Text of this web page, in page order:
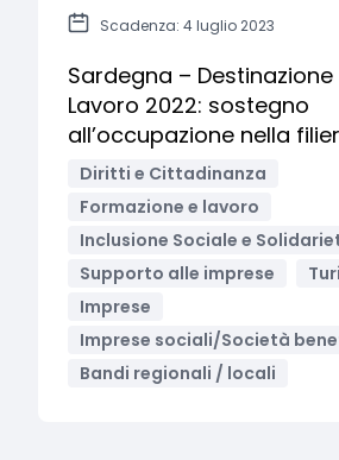
Scadenza: 4 luglio 2023
Sardegna –
Lavoro 2022: sostegno
all’occupazione nella
Diritti e Cittadinanza
Formazione e lavoro
Inclusione Sociale e
Supporto alle imprese
Imprese
Imprese sociali/Società
Bandi regionali / locali